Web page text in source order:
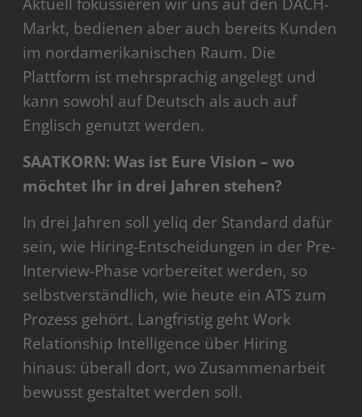
Aktuell fokussieren wir uns auf den DACH-
Markt, bedienen aber auch bereits Kunden
im nordamerikanischen Raum. Die
Plattform ist mehrsprachig angelegt und
kann sowohl auf Deutsch als auch auf
Englisch genutzt werden.
SAATKORN: Was ist Eure Vision – wo
möchtet Ihr in drei Jahren stehen?
In drei Jahren soll yeliq der Standard dafür
sein, wie Hiring-Entscheidungen in der Pre-
Interview-Phase vorbereitet werden, so
selbstverständlich, wie heute ein ATS zum
Prozess gehört. Langfristig geht Work
Relationship Intelligence über Hiring
hinaus: überall dort, wo Zusammenarbeit
bewusst gestaltet werden soll.